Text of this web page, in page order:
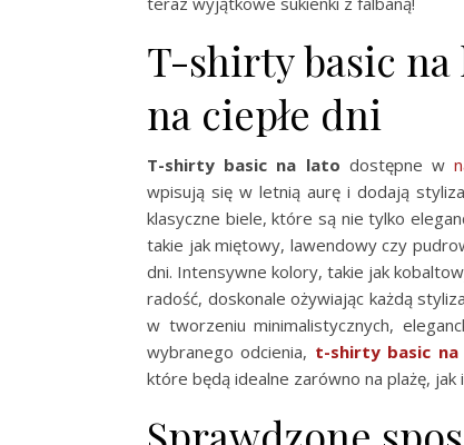
T-shirty basic
na ciepłe dni
T-shirty basic na lato dostępne w
wpisują się w letnią aurę i dodają
klasyczne biele, które są nie tylko
takie jak miętowy, lawendowy czy
dni. Intensywne kolory, takie jak
radość, doskonale ożywiając każdą
w tworzeniu minimalistycznych,
wybranego odcienia, t-shirty basic
które będą idealne zarówno na plażę,